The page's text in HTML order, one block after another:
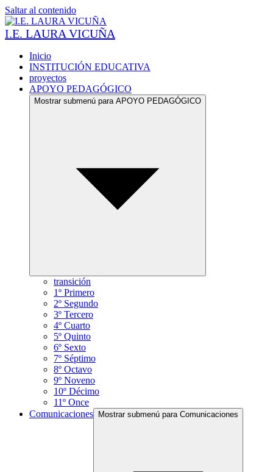
Saltar al contenido
I.E. LAURA VICUÑA
Inicio
INSTITUCIÓN EDUCATIVA
proyectos
APOYO PEDAGÓGICO
Mostrar submenú para APOYO PEDAGÓGICO
transición
1º Primero
2º Segundo
3º Tercero
4º Cuarto
5º Quinto
6º Sexto
7º Séptimo
8º Octavo
9º Noveno
10º Décimo
11º Once
Comunicaciones
Mostrar submenú para Comunicaciones